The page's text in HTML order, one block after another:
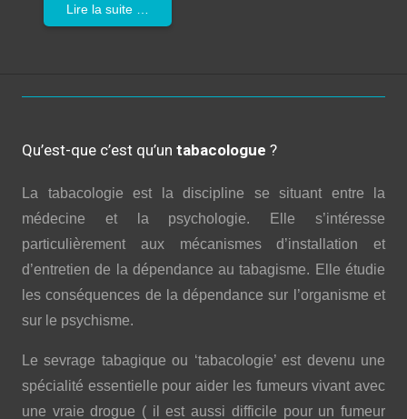
Lire la suite …
Qu’est-que c’est qu’un tabacologue ?
La tabacologie est la discipline se situant entre la
médecine et la psychologie. Elle s’intéresse
particulièrement aux mécanismes d’installation et
d’entretien de la dépendance au tabagisme. Elle étudie
les conséquences de la dépendance sur l’organisme et
sur le psychisme.
Le sevrage tabagique ou ‘tabacologie’ est devenu une
spécialité essentielle pour aider les fumeurs vivant avec
une vraie drogue ( il est aussi difficile pour un fumeur